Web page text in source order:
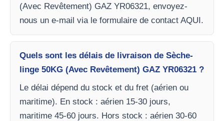
(Avec Revêtement) GAZ YR06321, envoyez-
nous un e-mail via le formulaire de contact AQUI.
Quels sont les délais de livraison de Sèche-
linge 50KG (Avec Revêtement) GAZ YR06321 ?
Le délai dépend du stock et du fret (aérien ou
maritime). En stock : aérien 15-30 jours,
maritime 45-60 jours. Hors stock : aérien 30-60